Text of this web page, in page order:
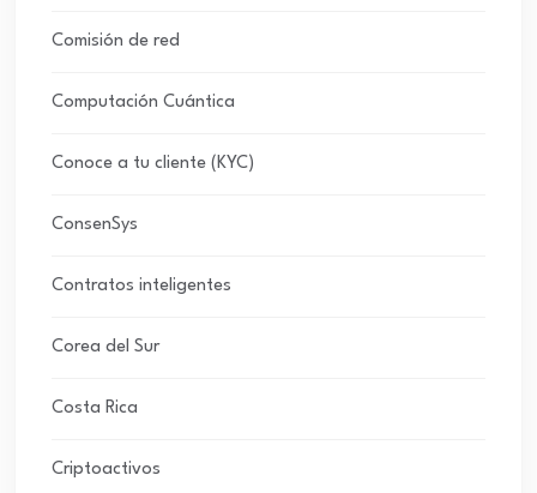
Comisión de red
Computación Cuántica
Conoce a tu cliente (KYC)
ConsenSys
Contratos inteligentes
Corea del Sur
Costa Rica
Criptoactivos